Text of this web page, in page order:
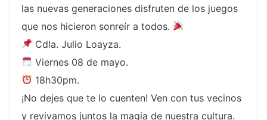
las nuevas generaciones disfruten de los juegos
que nos hicieron sonreír a todos.
Cdla. Julio Loayza.
Viernes 08 de mayo.
18h30pm.
¡No dejes que te lo cuenten! Ven con tus vecinos
y revivamos juntos la magia de nuestra cultura.